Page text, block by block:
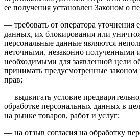
ее получения установлен Законом о
— требовать от оператора уточнения
данных, их блокирования или
персональные данные являются
неточными, незаконно полученными
необходимыми для заявленной цели
принимать предусмотренные
прав;
— выдвигать условие
обработке персональных данных в
на рынке товаров, работ и услуг;
— на отзыв согласия на обработку